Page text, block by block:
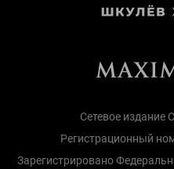
Сетевое издание
Регистрационный
Зарегистрировано